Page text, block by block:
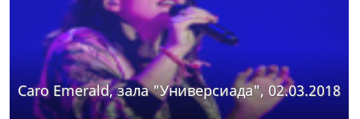
Caro Emerald, зала "Универсиада", 02.03.2018